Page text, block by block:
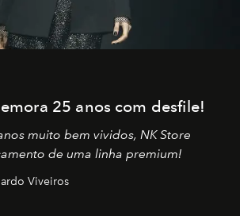
25 anos com desfile!
muito bem vividos, NK Store
de uma linha premium!
Viveiros